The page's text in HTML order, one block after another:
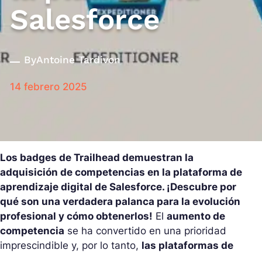
Salesforce
ByAntoine Tardivon
14 febrero 2025
Los badges de Trailhead demuestran la
adquisición de competencias en la plataforma de
aprendizaje digital de Salesforce. ¡Descubre por
qué son una verdadera palanca para la evolución
profesional y cómo obtenerlos! El aumento de
competencia se ha convertido en una prioridad
imprescindible y, por lo tanto, las plataformas de